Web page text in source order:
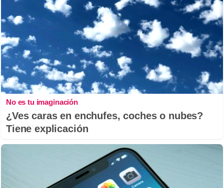
No es tu imaginación
¿Ves caras en enchufes, coches o nubes?
Tiene explicación